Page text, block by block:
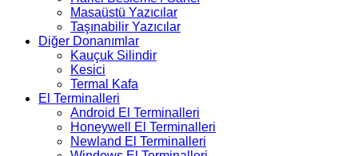
Masaüstü Yazıcılar
Taşınabilir Yazıcılar
Diğer Donanımlar
Kauçuk Silindir
Kesici
Termal Kafa
El Terminalleri
Android El Terminalleri
Honeywell El Terminalleri
Newland El Terminalleri